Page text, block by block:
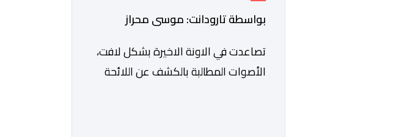
بواسطة تارودانت: موسى محراز
تصاعدت في الاونة الاخيرة بشكل لافت،
الأصوات المطالبة بالكشف عن اللائحة